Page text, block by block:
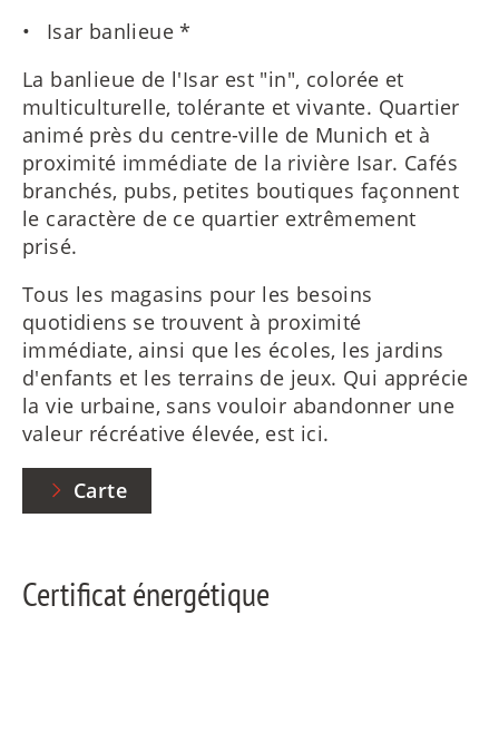
Isar banlieue *
La banlieue de l'Isar est "in", colorée et
multiculturelle, tolérante et vivante. Quartier
animé près du centre-ville de Munich et à
proximité immédiate de la rivière Isar. Cafés
branchés, pubs, petites boutiques façonnent
le caractère de ce quartier extrêmement
prisé.
Tous les magasins pour les besoins
quotidiens se trouvent à proximité
immédiate, ainsi que les écoles, les jardins
d'enfants et les terrains de jeux. Qui apprécie
la vie urbaine, sans vouloir abandonner une
valeur récréative élevée, est ici.
Carte
Certificat énergétique